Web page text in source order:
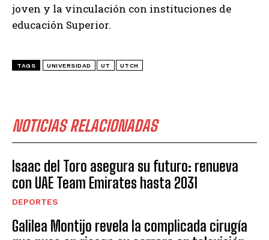
joven y la vinculación con instituciones de
educación Superior.
TAGS UNIVERSIDAD UT UTCH
NOTICIAS RELACIONADAS
Isaac del Toro asegura su futuro: renueva
con UAE Team Emirates hasta 2031
DEPORTES
Galilea Montijo revela la complicada cirugía